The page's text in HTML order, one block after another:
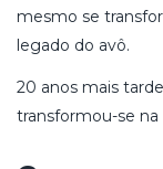
mesmo se
legado do avô.
20 anos mais
transformou-se na